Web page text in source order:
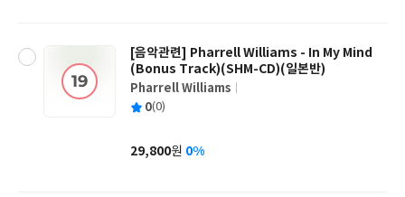
[음악관련] Pharrell Williams - In My Mind
(Bonus Track)(SHM-CD)(일본반)
글
쓴
Pharrell Williams
출
사
평 0(0)
가
29,800원 0%